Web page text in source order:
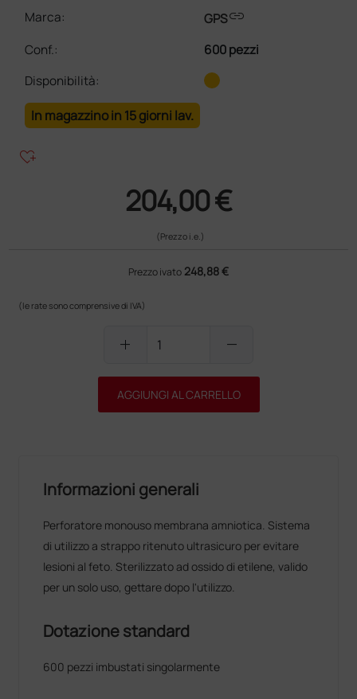
Marca:
GPSlink
Conf.:
600 pezzi
Disponibilità:
In magazzino in 15 giorni lav.
heart_plus
204,00 €
(Prezzo i.e.)
Prezzo ivato 248,88 €
(le rate sono comprensive di IVA)
add remove
AGGIUNGI AL CARRELLO
Informazioni generali
Perforatore monouso membrana amniotica. Sistema
di utilizzo a strappo ritenuto ultrasicuro per evitare
lesioni al feto. Sterilizzato ad ossido di etilene, valido
per un solo uso, gettare dopo l'utilizzo.
Dotazione standard
600 pezzi imbustati singolarmente